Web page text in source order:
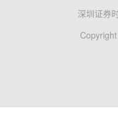
深圳证券